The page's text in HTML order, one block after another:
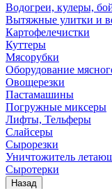
Водогреи, кулеры,
Вытяжные улитки и
Картофелечистки
Куттеры
Мясорубки
Оборудование
Овощерезки
Пастамашины
Погружные миксеры
Лифты, Тельферы
Слайсеры
Сырорезки
Уничтожитель
Сыротерки
Назад